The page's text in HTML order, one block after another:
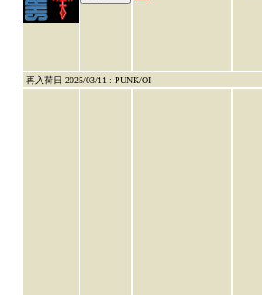
再入荷日 2025/03/11 : PUNK/OI